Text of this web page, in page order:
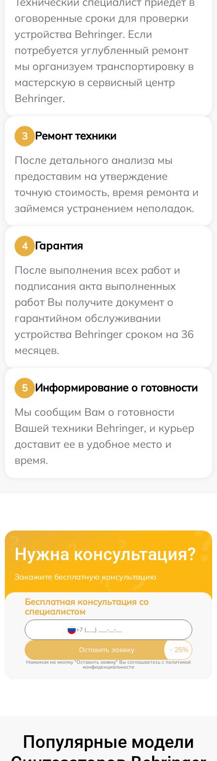
оговоренные сроки для проверки
устройства Behringer. Если
потребуется углубленный ремонт
мы организуем транспортировку в
мастерскую в сервисный центр
Behringer.
3
Ремонт техники
После детального анализа мы
предоставим на утверждение
точную стоимость, время ремонта и
займемся устранением неполадок.
4
Гарантия
После выполнения всех работ и
подписания акта выполненных
работ Вы получите документ о
гарантийном обслуживании
устройства Behringer сроком на 36
месяцев.
5
Информирование о готовности
Мы сообщим Вам о готовности
Вашей техники Behringer, и курьер
доставит ее в удобное место и
время.
Нужна консультация?
Закажите бесплатную консультацию
Бесплатная консультация со
специалистом
Оставить заявку
Нажимая на кнопку "Оставить заявку" Вы соглашаетесь cполитикой
конфиденциальности
Популярные модели